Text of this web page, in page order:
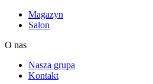
Magazyn
Salon
O nas
Nasza grupa
Kontakt